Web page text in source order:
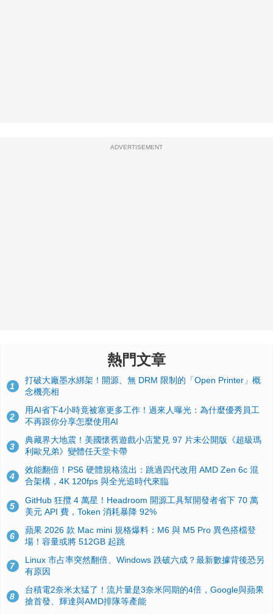
ADVERTISEMENT
熱門文章
1
打破大廠墨水綁架！開源、無 DRM 限制的「Open Printer」概
念機亮相
2
用AI省下4小時竟被塞更多工作！過來人曝光：為什麼優秀員工
不再跟你分享怎麼使用AI
3
典藏界大地震！美國懷舊遊戲小店驚見 97 片未公開版《超級瑪
利歐兄弟》變體任天堂卡帶
4
效能翻倍！PS6 硬體規格流出：跳過四代改用 AMD Zen 6c 混
合架構，4K 120fps 與全光追時代來臨
5
GitHub 狂攬 4 萬星！Headroom 開源工具幫開發者省下 70 萬
美元 API 費，Token 消耗暴降 92%
6
蘋果 2026 款 Mac mini 規格爆料：M6 與 M5 Pro 異色搭檔登
場！容量或將 512GB 起跳
7
Linux 市占率突然翻倍、Windows 跌破六成？最新數據背後恐另
有原因
8
台積電2奈米太猛了！流片量是3奈米同期的4倍，Google與蘋果
搶首發、輝達與AMD排隊等產能